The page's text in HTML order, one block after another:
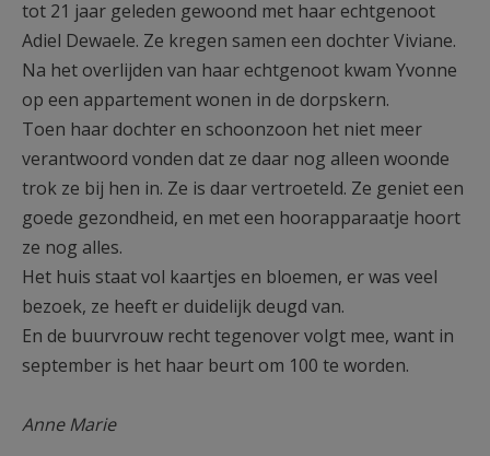
tot 21 jaar geleden gewoond met haar echtgenoot
Adiel Dewaele. Ze kregen samen een dochter Viviane.
Na het overlijden van haar echtgenoot kwam Yvonne
op een appartement wonen in de dorpskern.
Toen haar dochter en schoonzoon het niet meer
verantwoord vonden dat ze daar nog alleen woonde
trok ze bij hen in. Ze is daar vertroeteld. Ze geniet een
goede gezondheid, en met een hoorapparaatje hoort
ze nog alles.
Het huis staat vol kaartjes en bloemen, er was veel
bezoek, ze heeft er duidelijk deugd van.
En de buurvrouw recht tegenover volgt mee, want in
september is het haar beurt om 100 te worden.
Anne Marie